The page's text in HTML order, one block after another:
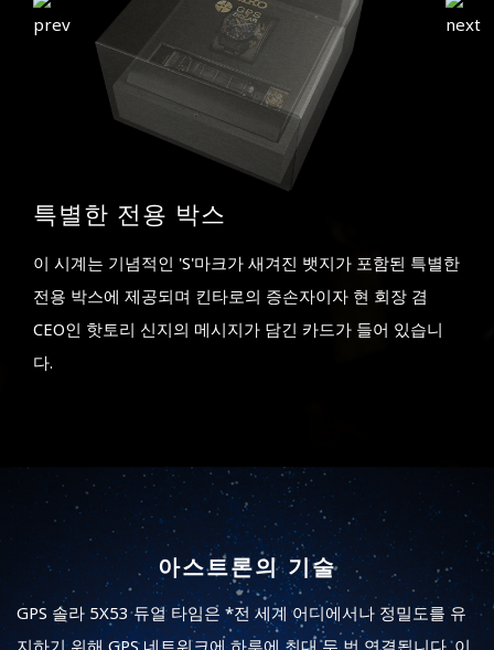
특별한 전용 박스
이 시계는 기념적인 'S'마크가 새겨진 뱃지가 포함된 특별한
전용 박스에 제공되며 킨타로의 증손자이자 현 회장 겸
CEO인 핫토리 신지의 메시지가 담긴 카드가 들어 있습니
다.
아스트론의 기술
GPS 솔라 5X53 듀얼 타임은 *전 세계 어디에서나 정밀도를 유
지하기 위해 GPS 네트워크에 하루에 최대 두 번 연결됩니다. 이